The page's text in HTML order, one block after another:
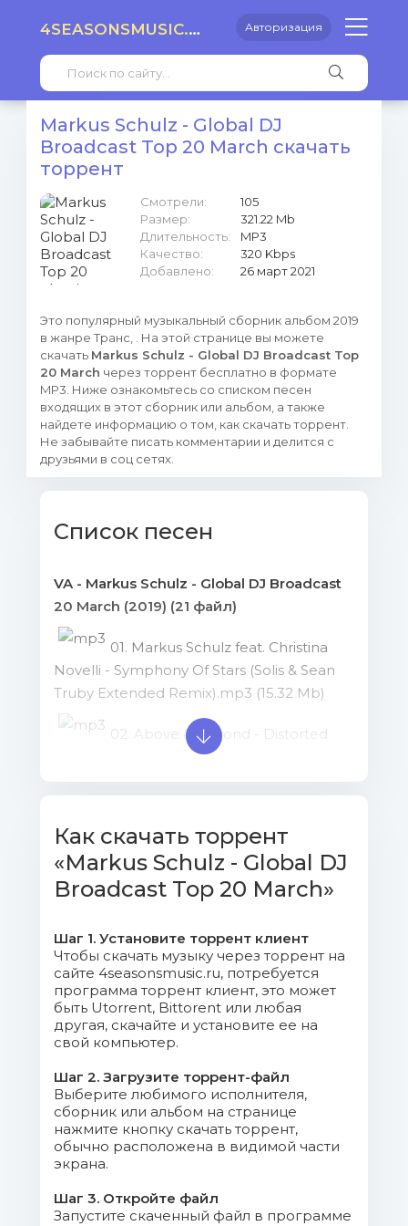
4SEASONSMUSIC.RU Авторизация
Markus Schulz - Global DJ
Broadcast Top 20 March скачать
торрент
Смотрели:
105
Размер:
321.22 Mb
Длительность:
MP3
Качество:
320 Kbps
Добавлено:
26 март 2021
Это популярный музыкальный сборник альбом 2019
в жанре Транс, . На этой странице вы можете
скачать Markus Schulz - Global DJ Broadcast Top
20 March через торрент бесплатно в формате
MP3. Ниже ознакомьтесь со списком песен
входящих в этот сборник или альбом, а также
найдете информацию о том, как скачать торрент.
Не забывайте писать комментарии и делится с
друзьями в соц сетях.
Список песен
VA - Markus Schulz - Global DJ Broadcast
20 March (2019) (21 файл)
01. Markus Schulz feat. Christina
Novelli - Symphony Of Stars (Solis & Sean
Truby Extended Remix).mp3 (15.32 Mb)
02. Above & Beyond - Distorted
Truth (Extended Mix).mp3 (18.39 Mb)
04. DT8 Project - The Edge
(Extended Mix).mp3 (16.47 Mb)
Mix).mp3 (17.41 Mb)
06. Maor Levi & OTIOT - Bandana
(Extended Mix).mp3 (16.94 Mb)
07. Super8 & Tab - Helsinki
Scorchin (Super8 & Tab 2019 Extended
Mix).mp3 (12.36 Mb)
08. Arkham Knights - Another
Dimension (Extended Mix).mp3 (17.5 Mb)
09. Maarten De Jong - Brutal
Как скачать торрент
«Markus Schulz - Global DJ
Broadcast Top 20 March»
Шаг 1. Установите торрент клиент
Чтобы скачать музыку через торрент на
сайте 4seasonsmusic.ru, потребуется
программа торрент клиент, это может
быть Utorrent, Bittorent или любая
другая, скачайте и установите ее на
свой компьютер.
Шаг 2. Загрузите торрент-файл
Выберите любимого исполнителя,
сборник или альбом на странице
нажмите кнопку скачать торрент,
обычно расположена в видимой части
экрана.
Шаг 3. Откройте файл
Запустите скаченный файл в программе